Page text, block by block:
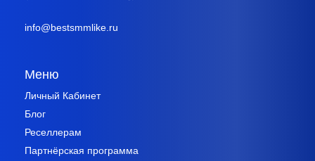
info@bestsmmlike.ru
Меню
Личный Кабинет
Блог
Реселлерам
Партнёрская программа